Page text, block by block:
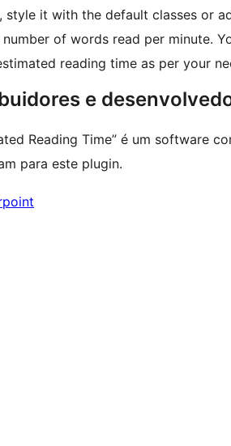
style it with the default classes or
of words read per minute.
reading time as per your
e
Reading Time” é um software
para este plugin.